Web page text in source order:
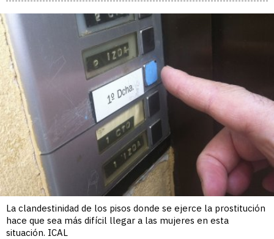
La clandestinidad de los pisos donde se ejerce la prostitución
hace que sea más difícil llegar a las mujeres en esta
situación. ICAL